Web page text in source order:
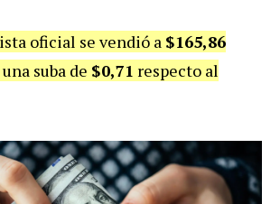
oficial se vendió a $165,86
suba de $0,71 respecto al